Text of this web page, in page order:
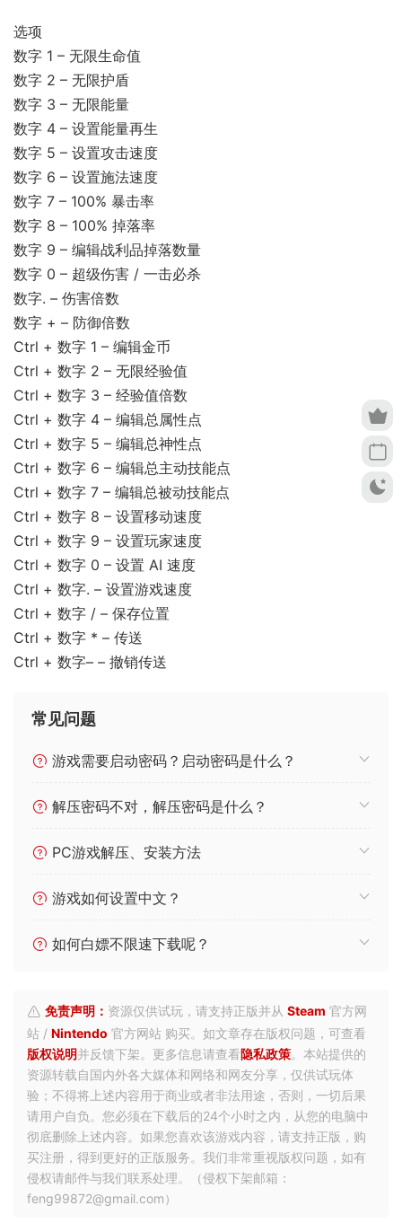
选项
数字 1 – 无限生命值
数字 2 – 无限护盾
数字 3 – 无限能量
数字 4 – 设置能量再生
数字 5 – 设置攻击速度
数字 6 – 设置施法速度
数字 7 – 100% 暴击率
数字 8 – 100% 掉落率
数字 9 – 编辑战利品掉落数量
数字 0 – 超级伤害 / 一击必杀
数字. – 伤害倍数
数字 + – 防御倍数
Ctrl + 数字 1 – 编辑金币
Ctrl + 数字 2 – 无限经验值
Ctrl + 数字 3 – 经验值倍数
Ctrl + 数字 4 – 编辑总属性点
Ctrl + 数字 5 – 编辑总神性点
Ctrl + 数字 6 – 编辑总主动技能点
Ctrl + 数字 7 – 编辑总被动技能点
Ctrl + 数字 8 – 设置移动速度
Ctrl + 数字 9 – 设置玩家速度
Ctrl + 数字 0 – 设置 AI 速度
Ctrl + 数字. – 设置游戏速度
Ctrl + 数字 / – 保存位置
Ctrl + 数字 * – 传送
Ctrl + 数字– – 撤销传送
常见问题
游戏需要启动密码？启动密码是什么？
解压密码不对，解压密码是什么？
PC游戏解压、安装方法
游戏如何设置中文？
如何白嫖不限速下载呢？
免责声明： 资源仅供试玩，请支持正版并从 Steam 官方网
站 / Nintendo 官方网站 购买。如文章存在版权问题，可查看
版权说明并反馈下架。更多信息请查看隐私政策。本站提供的
资源转载自国内外各大媒体和网络和网友分享，仅供试玩体
验；不得将上述内容用于商业或者非法用途，否则，一切后果
请用户自负。您必须在下载后的24个小时之内，从您的电脑中
彻底删除上述内容。如果您喜欢该游戏内容，请支持正版，购
买注册，得到更好的正版服务。我们非常重视版权问题，如有
侵权请邮件与我们联系处理。（侵权下架邮箱：
feng99872@gmail.com）